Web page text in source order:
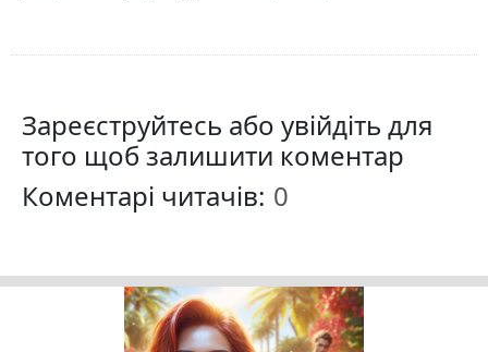
Зареєструйтесь або увійдіть для
того щоб залишити коментар
Коментарі читачів: